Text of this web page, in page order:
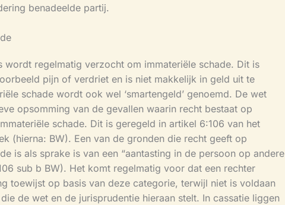
benadeelde partij.
wordt regelmatig verzocht om immateriële schade. Dit is
pijn of verdriet en is niet makkelijk in geld uit te
schade wordt ook wel ‘smartengeld’ genoemd. De wet
opsomming van de gevallen waarin recht bestaat op
schade. Dit is geregeld in artikel 6:106 van het
(hierna: BW). Een van de gronden die recht geeft op
is als sprake is van een “aantasting in de persoon op andere
sub b BW). Het komt regelmatig voor dat een rechter
toewijst op basis van deze categorie, terwijl niet is voldaan
de wet en de jurisprudentie hieraan stelt. In cassatie liggen